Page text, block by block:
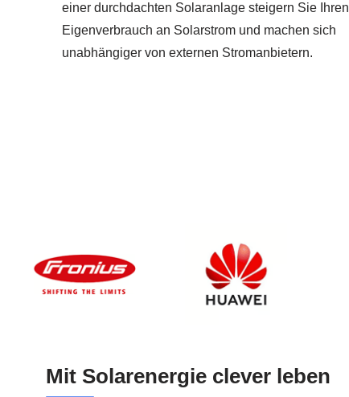
einer durchdachten Solaranlage steigern Sie Ihren
Eigenverbrauch an Solarstrom und machen sich
unabhängiger von externen Stromanbietern.
Mit Solarenergie clever leben